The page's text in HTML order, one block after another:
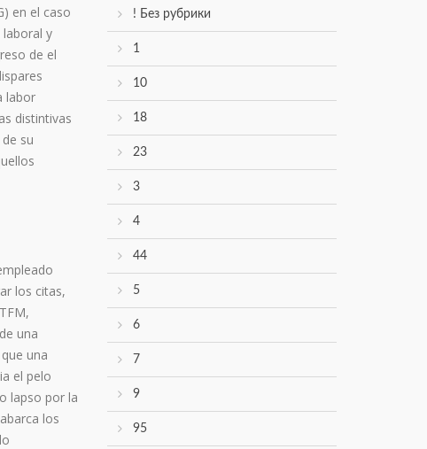
en el caso
y
de el
labor
distintivas
su
los citas,
una
una
el pelo
lapso por la
los
! Без рубрики
1
10
18
23
3
4
44
5
6
7
9
95